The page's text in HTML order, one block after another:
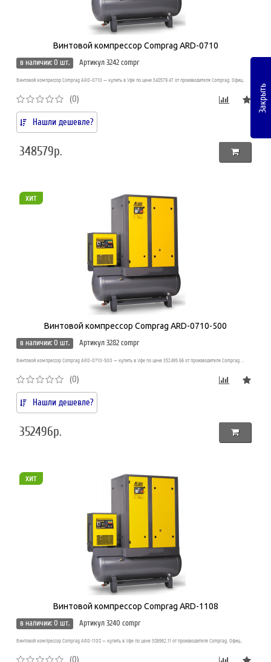
Винтовой компрессор Comprag ARD-0710
в наличии: 0 шт.
Артикул 3242 compr
Винтовой компрессор Comprag ARD-0710 — купить в Уфе по цене 348579.47 от производителя Comprag. Офиц..
(0)
Нашли дешевле?
348579р.
хит
Винтовой компрессор Comprag ARD-0710-500
в наличии: 0 шт.
Артикул 3282 compr
Винтовой компрессор Comprag ARD-0710-500 — купить в Уфе по цене 352495.66 от производителя Comprag. ..
(0)
Нашли дешевле?
352496р.
хит
Винтовой компрессор Comprag ARD-1108
в наличии: 0 шт.
Артикул 3240 compr
Винтовой компрессор Comprag ARD-1108 — купить в Уфе по цене 386962.11 от производителя Comprag. Офиц..
(0)
Закрыть